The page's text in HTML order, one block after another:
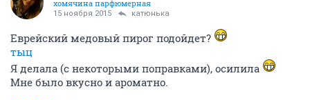
хомячина парфюмерная
15 ноября 2015 катюнька
Еврейский медовый пирог подойдет?
тыц
Я делала (с некоторыми поправками), осилила
Мне было вкусно и ароматно.